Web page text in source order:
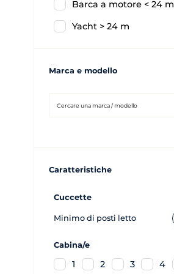
Barca a motore < 24 m
Yacht > 24 m
Marca e modello
Caratteristiche
Cuccette
Minimo di posti letto
Cabina/e
1 2 3 4